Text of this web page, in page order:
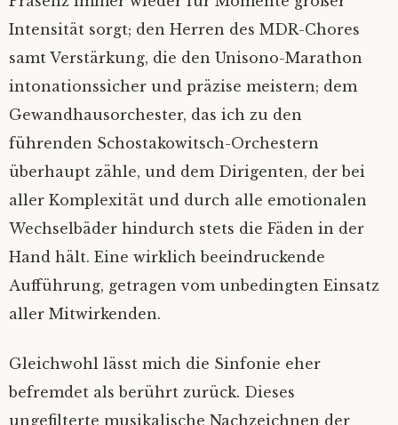
Intensität sorgt; den Herren des MDR-Chores
samt Verstärkung, die den Unisono-Marathon
intonationssicher und präzise meistern; dem
Gewandhausorchester, das ich zu den
führenden Schostakowitsch-Orchestern
überhaupt zähle, und dem Dirigenten, der bei
aller Komplexität und durch alle emotionalen
Wechselbäder hindurch stets die Fäden in der
Hand hält. Eine wirklich beeindruckende
Aufführung, getragen vom unbedingten Einsatz
aller Mitwirkenden.
Gleichwohl lässt mich die Sinfonie eher
befremdet als berührt zurück. Dieses
ungefilterte musikalische Nachzeichnen der